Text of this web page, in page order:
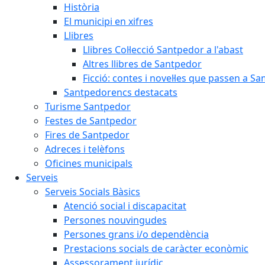
Història
El municipi en xifres
Llibres
Llibres Col·lecció Santpedor a l'abast
Altres llibres de Santpedor
Ficció: contes i novel·les que passen a
Santpedorencs destacats
Turisme Santpedor
Festes de Santpedor
Fires de Santpedor
Adreces i telèfons
Oficines municipals
Serveis
Serveis Socials Bàsics
Atenció social i discapacitat
Persones nouvingudes
Persones grans i/o dependència
Prestacions socials de caràcter econòmic